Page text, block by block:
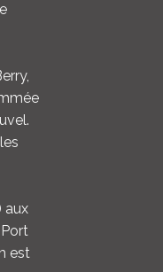
aux
est